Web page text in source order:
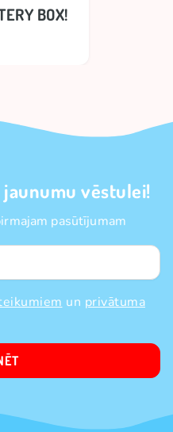
BOX!
vēstulei!
pasūtījumam
un privātuma